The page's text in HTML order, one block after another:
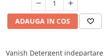
ADAUGA IN COS
Vanish Detergent indepartare